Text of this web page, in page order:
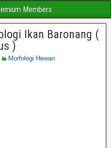
Members
Ikan Baronang (
)
Morfologi Hewan